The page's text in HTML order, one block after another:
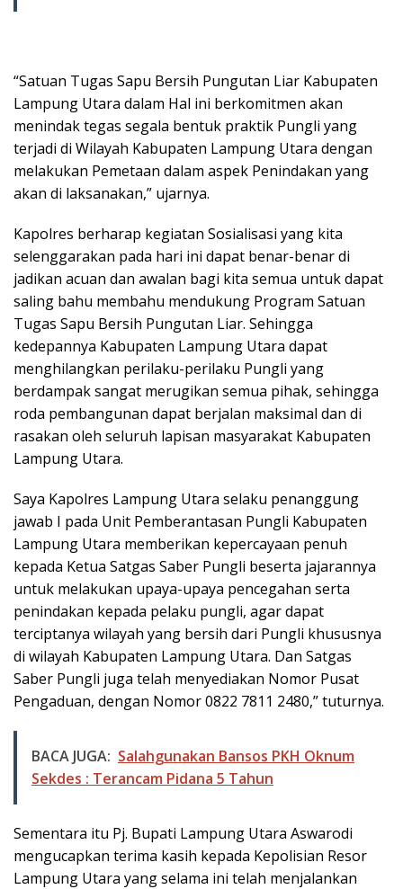
“Satuan Tugas Sapu Bersih Pungutan Liar Kabupaten
Lampung Utara dalam Hal ini berkomitmen akan
menindak tegas segala bentuk praktik Pungli yang
terjadi di Wilayah Kabupaten Lampung Utara dengan
melakukan Pemetaan dalam aspek Penindakan yang
akan di laksanakan,” ujarnya.
Kapolres berharap kegiatan Sosialisasi yang kita
selenggarakan pada hari ini dapat benar-benar di
jadikan acuan dan awalan bagi kita semua untuk dapat
saling bahu membahu mendukung Program Satuan
Tugas Sapu Bersih Pungutan Liar. Sehingga
kedepannya Kabupaten Lampung Utara dapat
menghilangkan perilaku-perilaku Pungli yang
berdampak sangat merugikan semua pihak, sehingga
roda pembangunan dapat berjalan maksimal dan di
rasakan oleh seluruh lapisan masyarakat Kabupaten
Lampung Utara.
Saya Kapolres Lampung Utara selaku penanggung
jawab I pada Unit Pemberantasan Pungli Kabupaten
Lampung Utara memberikan kepercayaan penuh
kepada Ketua Satgas Saber Pungli beserta jajarannya
untuk melakukan upaya-upaya pencegahan serta
penindakan kepada pelaku pungli, agar dapat
terciptanya wilayah yang bersih dari Pungli khususnya
di wilayah Kabupaten Lampung Utara. Dan Satgas
Saber Pungli juga telah menyediakan Nomor Pusat
Pengaduan, dengan Nomor 0822 7811 2480,” tuturnya.
BACA JUGA: Salahgunakan Bansos PKH Oknum
Sekdes : Terancam Pidana 5 Tahun
Sementara itu Pj. Bupati Lampung Utara Aswarodi
mengucapkan terima kasih kepada Kepolisian Resor
Lampung Utara yang selama ini telah menjalankan